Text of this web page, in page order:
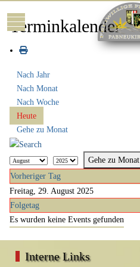
Mobile Menu Toggle
Terminkalender
Nach Jahr
Nach Monat
Nach Woche
Heute
Gehe zu Monat
Gehe zu Monat
Vorheriger Tag
Freitag, 29. August 2025
Folgetag
Es wurden keine Events gefunden
Interne Links